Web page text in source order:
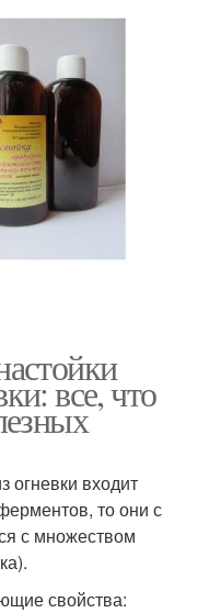
все, что
огневки входит
то они с
с множеством
свойства: